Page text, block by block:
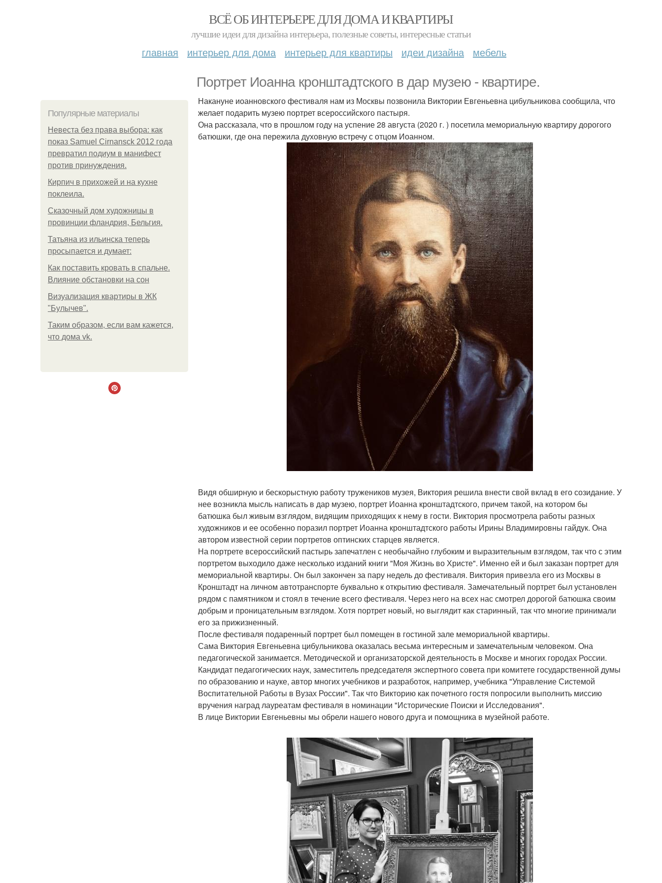
ВСЁ ОБ ИНТЕРЬЕРЕ ДЛЯ ДОМА И КВАРТИРЫ
лучшие идеи для дизайна интерьера, полезные советы, интересные статьи
главная интерьер для дома интерьер для квартиры идеи дизайна мебель
Портрет Иоанна кронштадтского в дар музею - квартире.
Популярные материалы
Невеста без права выбора: как
показ Samuel Cirnansck 2012 года
превратил подиум в манифест
против принуждения.
Кирпич в прихожей и на кухне
поклеила.
Сказочный дом художницы в
провинции фландрия, Бельгия.
Татьяна из ильинска теперь
просыпается и думает:
Как поставить кровать в спальне.
Влияние обстановки на сон
Визуализация квартиры в ЖК
"Булычев".
Таким образом, если вам кажется,
что дома vk.
Накануне иоанновского фестиваля нам из Москвы позвонила Виктории Евгеньевна цибульникова сообщила, что
желает подарить музею портрет всероссийского пастыря.
Она рассказала, что в прошлом году на успение 28 августа (2020 г. ) посетила мемориальную квартиру дорогого
батюшки, где она пережила духовную встречу с отцом Иоанном.
Видя обширную и бескорыстную работу тружеников музея, Виктория решила внести свой вклад в его созидание. У
нее возникла мысль написать в дар музею, портрет Иоанна кронштадтского, причем такой, на котором бы
батюшка был живым взглядом, видящим приходящих к нему в гости. Виктория просмотрела работы разных
художников и ее особенно поразил портрет Иоанна кронштадтского работы Ирины Владимировны гайдук. Она
автором известной серии портретов оптинских старцев является.
На портрете всероссийский пастырь запечатлен с необычайно глубоким и выразительным взглядом, так что с этим
портретом выходило даже несколько изданий книги "Моя Жизнь во Христе". Именно ей и был заказан портрет для
мемориальной квартиры. Он был закончен за пару недель до фестиваля. Виктория привезла его из Москвы в
Кронштадт на личном автотранспорте буквально к открытию фестиваля. Замечательный портрет был установлен
рядом с памятником и стоял в течение всего фестиваля. Через него на всех нас смотрел дорогой батюшка своим
добрым и проницательным взглядом. Хотя портрет новый, но выглядит как старинный, так что многие принимали
его за прижизненный.
После фестиваля подаренный портрет был помещен в гостиной зале мемориальной квартиры.
Сама Виктория Евгеньевна цибульникова оказалась весьма интересным и замечательным человеком. Она
педагогической занимается. Методической и организаторской деятельность в Москве и многих городах России.
Кандидат педагогических наук, заместитель председателя экспертного совета при комитете государственной думы
по образованию и науке, автор многих учебников и разработок, например, учебника "Управление Системой
Воспитательной Работы в Вузах России". Так что Викторию как почетного гостя попросили выполнить миссию
вручения наград лауреатам фестиваля в номинации "Исторические Поиски и Исследования".
В лице Виктории Евгеньевны мы обрели нашего нового друга и помощника в музейной работе.